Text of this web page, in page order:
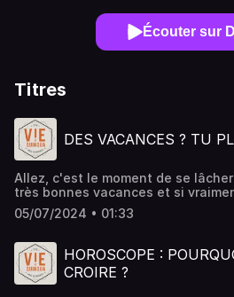
Écouter sur
Titres
DES VACANCES ? TU
Allez, c'est le moment de se
très bonnes vacances et si
Sarcasme on vous manque trop,
sur le répondeur en cliquant ici :
aussi nous rejoindre sur
https://www.instagram.com/
: « Poison » de OnaSource:
05/07/2024 • 01:33
HOROSCOPE :
CROIRE ?